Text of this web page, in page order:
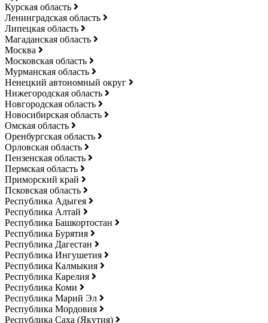
Курская область
Ленинградская область
Липецкая область
Магаданская область
Москва
Московская область
Мурманская область
Ненецкий автономный округ
Нижегородская область
Новгородская область
Новосибирская область
Омская область
Оренбургская область
Орловская область
Пензенская область
Пермская область
Приморский край
Псковская область
Республика Адыгея
Республика Алтай
Республика Башкортостан
Республика Бурятия
Республика Дагестан
Республика Ингушетия
Республика Калмыкия
Республика Карелия
Республика Коми
Республика Марий Эл
Республика Мордовия
Республика Саха (Якутия)